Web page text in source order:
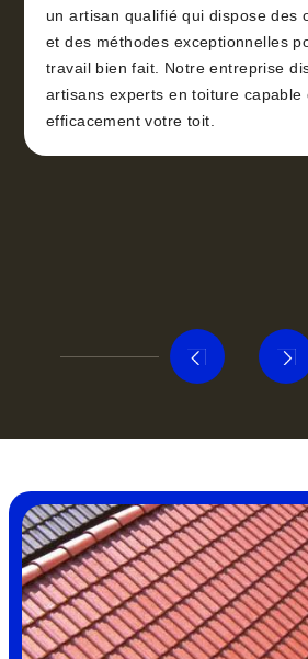
un artisan qualifié qui dispose des
et des méthodes exceptionnelles
travail bien fait. Notre entreprise
artisans experts en toiture capable
efficacement votre toit.